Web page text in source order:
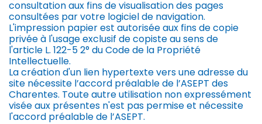
consultation aux fins de visualisation des pages
consultées par votre logiciel de navigation.
L'impression papier est autorisée aux fins de copie
privée à l'usage exclusif de copiste au sens de
l'article L. 122-5 2° du Code de la Propriété
Intellectuelle.
La création d'un lien hypertexte vers une adresse du
site nécessite l’accord préalable de l’ASEPT des
Charentes. Toute autre utilisation non expressément
visée aux présentes n'est pas permise et nécessite
l'accord préalable de l’ASEPT.